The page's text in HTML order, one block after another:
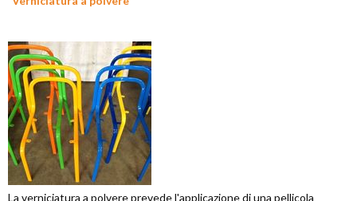
La verniciatura a polvere prevede l'applicazione di una pellicola